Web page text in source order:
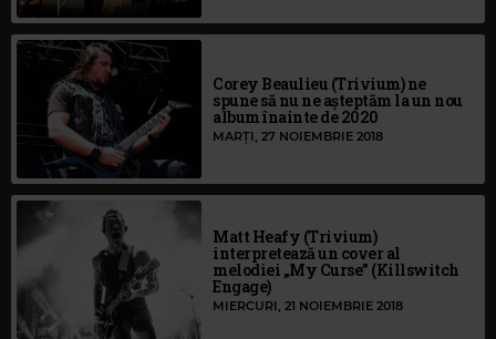
Corey Beaulieu (Trivium) ne
spune să nu ne așteptăm la un nou
album înainte de 2020
MARȚI, 27 NOIEMBRIE 2018
Matt Heafy (Trivium)
interpretează un cover al
melodiei „My Curse” (Killswitch
Engage)
MIERCURI, 21 NOIEMBRIE 2018